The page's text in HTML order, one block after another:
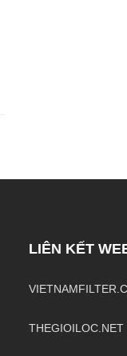
LIÊN KẾT
THEGIOILOC.NET